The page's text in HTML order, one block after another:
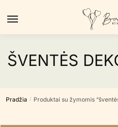
ŠVENTĖS
Pradžia / Produktai su žymomis